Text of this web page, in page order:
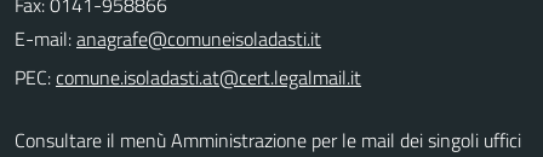
E-mail:
PEC:
Consultare il menù Amministrazione per le mail dei singoli uffici